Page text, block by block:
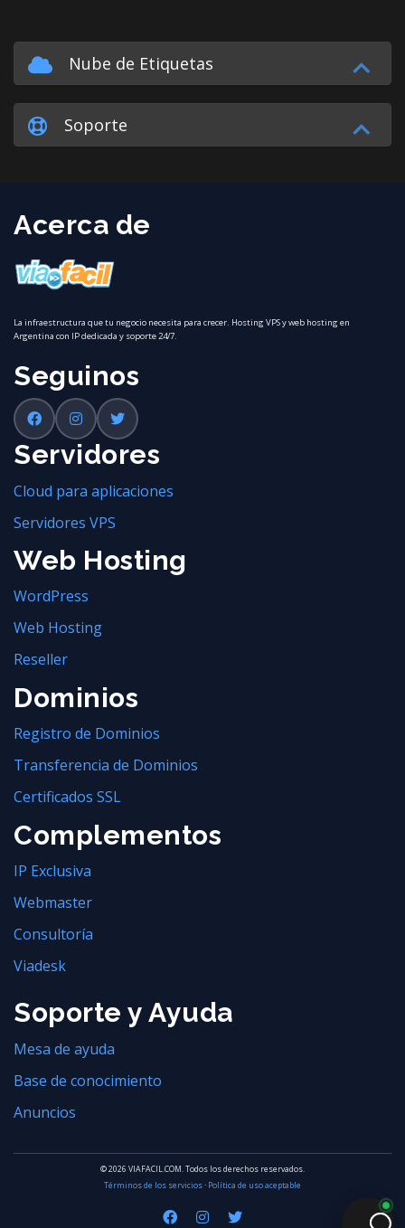
Nube de Etiquetas
Soporte
Acerca de
La infraestructura que tu negocio necesita para crecer. Hosting VPS y web hosting en
Argentina con IP dedicada y soporte 24/7.
Seguinos
Servidores
Cloud para aplicaciones
Servidores VPS
Web Hosting
WordPress
Web Hosting
Reseller
Dominios
Registro de Dominios
Transferencia de Dominios
Certificados SSL
Complementos
IP Exclusiva
Webmaster
Consultoría
Viadesk
Soporte y Ayuda
Mesa de ayuda
Base de conocimiento
Anuncios
© 2026 VIAFACIL.COM. Todos los derechos reservados.
Términos de los servicios· Política de uso aceptable